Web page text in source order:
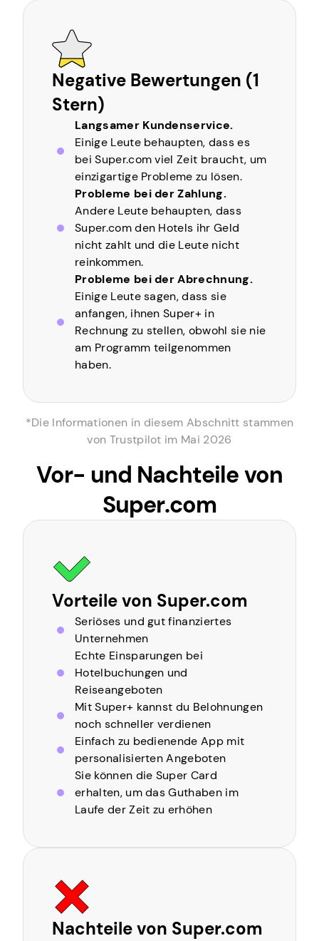
Negative Bewertungen (1
Stern)
Langsamer Kundenservice.
Einige Leute behaupten, dass es
bei Super.com viel Zeit braucht, um
einzigartige Probleme zu lösen.
Probleme bei der Zahlung.
Andere Leute behaupten, dass
Super.com den Hotels ihr Geld
nicht zahlt und die Leute nicht
reinkommen.
Probleme bei der Abrechnung.
Einige Leute sagen, dass sie
anfangen, ihnen Super+ in
Rechnung zu stellen, obwohl sie nie
am Programm teilgenommen
haben.
*Die Informationen in diesem Abschnitt stammen
von Trustpilot im Mai 2026
Vor- und Nachteile von
Super.com
Vorteile von Super.com
Seriöses und gut finanziertes
Unternehmen
Echte Einsparungen bei
Hotelbuchungen und
Reiseangeboten
Mit Super+ kannst du Belohnungen
noch schneller verdienen
Einfach zu bedienende App mit
personalisierten Angeboten
Sie können die Super Card
erhalten, um das Guthaben im
Laufe der Zeit zu erhöhen
Nachteile von Super.com